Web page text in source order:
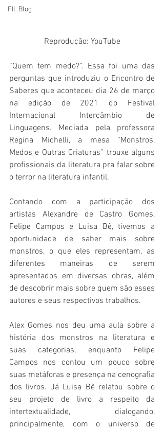
FIL Blog
Reprodução: YouTube
“Quem tem medo?”. Essa foi uma das
perguntas que introduziu o Encontro de
Saberes que aconteceu dia 26 de março
na edição de 2021 do Festival
Internacional Intercâmbio de
Linguagens. Mediada pela professora
Regina Michelli, a mesa “Monstros,
Medos e Outras Criaturas” trouxe alguns
profissionais da literatura pra falar sobre
o terror na literatura infantil.
Contando com a participação dos
artistas Alexandre de Castro Gomes,
Felipe Campos e Luisa Bê, tivemos a
oportunidade de saber mais sobre
monstros, o que eles representam, as
diferentes maneiras de serem
apresentados em diversas obras, além
de descobrir mais sobre quem são esses
autores e seus respectivos trabalhos.
Alex Gomes nos deu uma aula sobre a
história dos monstros na literatura e
suas categorias, enquanto Felipe
Campos nos contou um pouco sobre
suas metáforas e presença na cenografia
dos livros. Já Luisa Bê relatou sobre o
seu projeto de livro a respeito da
intertextualidade, dialogando,
principalmente, com o universo de